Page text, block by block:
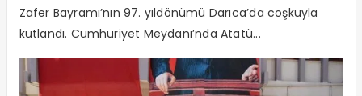
Zafer Bayramı’nın 97. yıldönümü Darıca’da coşkuyla
kutlandı. Cumhuriyet Meydanı’nda Atatü...